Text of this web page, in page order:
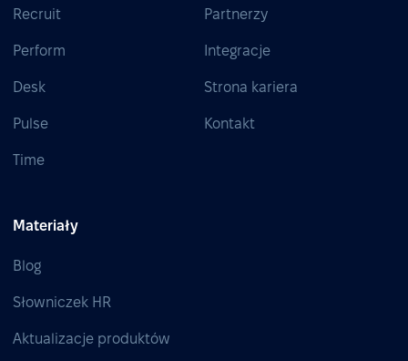
Recruit
Perform
Desk
Pulse
Time
Partnerzy
Integracje
Strona kariera
Kontakt
Materiały
Blog
Słowniczek HR
Aktualizacje produktów